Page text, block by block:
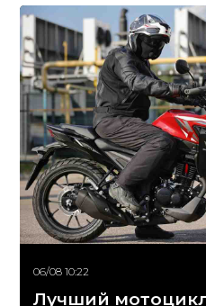
06/08 10:22
Лучший